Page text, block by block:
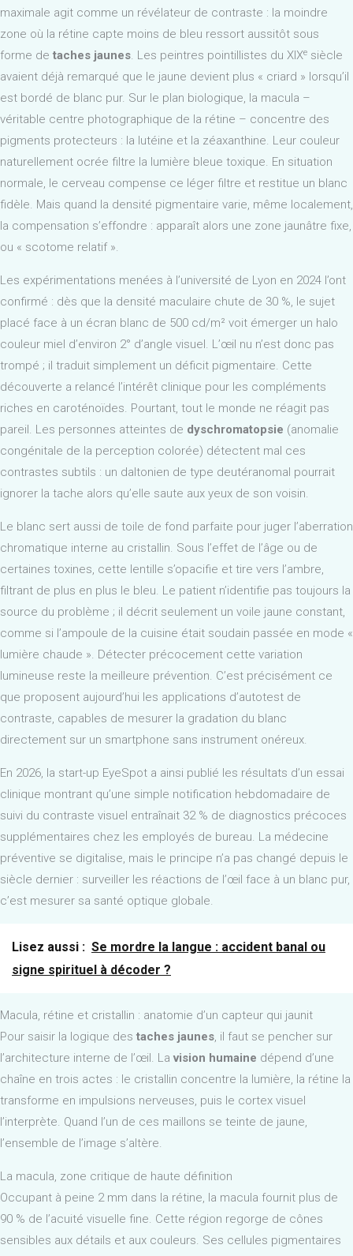
maximale agit comme un révélateur de contraste : la moindre
zone où la rétine capte moins de bleu ressort aussitôt sous
forme de taches jaunes. Les peintres pointillistes du XIXe siècle
avaient déjà remarqué que le jaune devient plus « criard » lorsqu’il
est bordé de blanc pur. Sur le plan biologique, la macula –
véritable centre photographique de la rétine – concentre des
pigments protecteurs : la lutéine et la zéaxanthine. Leur couleur
naturellement ocrée filtre la lumière bleue toxique. En situation
normale, le cerveau compense ce léger filtre et restitue un blanc
fidèle. Mais quand la densité pigmentaire varie, même localement,
la compensation s’effondre : apparaît alors une zone jaunâtre fixe,
ou « scotome relatif ».
Les expérimentations menées à l’université de Lyon en 2024 l’ont
confirmé : dès que la densité maculaire chute de 30 %, le sujet
placé face à un écran blanc de 500 cd/m² voit émerger un halo
couleur miel d’environ 2° d’angle visuel. L’œil nu n’est donc pas
trompé ; il traduit simplement un déficit pigmentaire. Cette
découverte a relancé l’intérêt clinique pour les compléments
riches en caroténoïdes. Pourtant, tout le monde ne réagit pas
pareil. Les personnes atteintes de dyschromatopsie (anomalie
congénitale de la perception colorée) détectent mal ces
contrastes subtils : un daltonien de type deutéranomal pourrait
ignorer la tache alors qu’elle saute aux yeux de son voisin.
Le blanc sert aussi de toile de fond parfaite pour juger l’aberration
chromatique interne au cristallin. Sous l’effet de l’âge ou de
certaines toxines, cette lentille s’opacifie et tire vers l’ambre,
filtrant de plus en plus le bleu. Le patient n’identifie pas toujours la
source du problème ; il décrit seulement un voile jaune constant,
comme si l’ampoule de la cuisine était soudain passée en mode «
lumière chaude ». Détecter précocement cette variation
lumineuse reste la meilleure prévention. C’est précisément ce
que proposent aujourd’hui les applications d’autotest de
contraste, capables de mesurer la gradation du blanc
directement sur un smartphone sans instrument onéreux.
En 2026, la start-up EyeSpot a ainsi publié les résultats d’un essai
clinique montrant qu’une simple notification hebdomadaire de
suivi du contraste visuel entraînait 32 % de diagnostics précoces
supplémentaires chez les employés de bureau. La médecine
préventive se digitalise, mais le principe n’a pas changé depuis le
siècle dernier : surveiller les réactions de l’œil face à un blanc pur,
c’est mesurer sa santé optique globale.
Lisez aussi : Se mordre la langue : accident banal ou
signe spirituel à décoder ?
Macula, rétine et cristallin : anatomie d’un capteur qui jaunit
Pour saisir la logique des taches jaunes, il faut se pencher sur
l’architecture interne de l’œil. La vision humaine dépend d’une
chaîne en trois actes : le cristallin concentre la lumière, la rétine la
transforme en impulsions nerveuses, puis le cortex visuel
l’interprète. Quand l’un de ces maillons se teinte de jaune,
l’ensemble de l’image s’altère.
La macula, zone critique de haute définition
Occupant à peine 2 mm dans la rétine, la macula fournit plus de
90 % de l’acuité visuelle fine. Cette région regorge de cônes
sensibles aux détails et aux couleurs. Ses cellules pigmentaires